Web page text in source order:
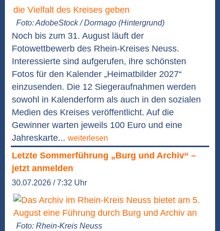
Foto: AdobeStock / Dormago (Hintergrund)
Noch bis zum 31. August läuft der
Fotowettbewerb des Rhein-Kreises Neuss.
Interessierte sind aufgerufen, ihre schönsten
Fotos für den Kalender „Heimatbilder 2027“
einzusenden. Die 12 Siegeraufnahmen werden
sowohl in Kalenderform als auch in den sozialen
Medien des Kreises veröffentlicht. Auf die
Gewinner warten jeweils 100 Euro und eine
Jahreskarte... weiterlesen
Letzte Sommerführung „Burg und Archiv“ –
jetzt anmelden
30.07.2026 / 7:32 Uhr
Foto: Rhein-Kreis Neuss